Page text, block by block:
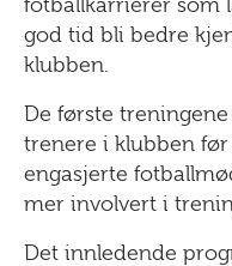
fotballkarrierer som
god tid bli bedre
klubben.
De første
trenere i klubben
engasjerte
mer involvert i
Det innledende